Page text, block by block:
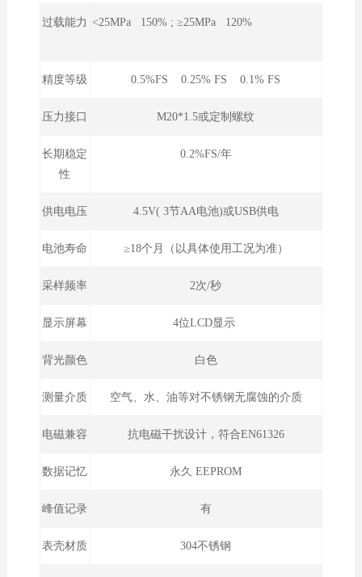
过载能力 <25MPa 150% ; ≥25MPa 120%
精度等级 0.5%FS 0.25% FS 0.1% FS
压力接口 M20*1.5或定制螺纹
长期稳定
性
0.2%FS/年
供电电压 4.5V( 3节AA电池)或USB供电
电池寿命 ≥18个月（以具体使用工况为准）
采样频率 2次/秒
显示屏幕 4位LCD显示
背光颜色 白色
测量介质 空气、水、油等对不锈钢无腐蚀的介质
电磁兼容 抗电磁干扰设计，符合EN61326
数据记忆 永久 EEPROM
峰值记录 有
表壳材质 304不锈钢